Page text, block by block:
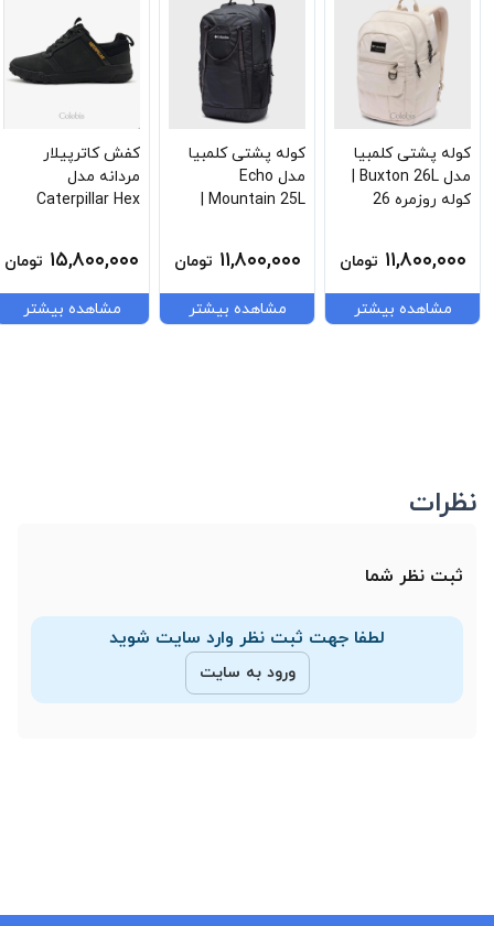
کوله پشتی کلمبیا
مدل Buxton 26L |
کوله روزمره 26
۱۱,۸۰۰,۰۰۰ تومان
مشاهده بیشتر
کوله پشتی کلمبیا
مدل Echo
Mountain 25L |
روزمره
۱۱,۸۰۰,۰۰۰ تومان
مشاهده بیشتر
کفش کاترپیلار
مردانه مدل
Caterpillar Hex
۱۵,۸۰۰,۰۰۰ تومان
مشاهده بیشتر
نظرات
ثبت نظر شما
لطفا جهت ثبت نظر وارد سایت شوید
ورود به سایت